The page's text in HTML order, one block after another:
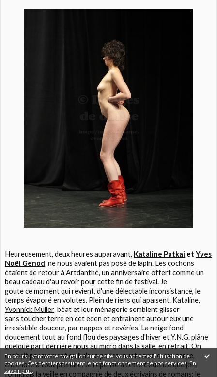
En poursuivant votre navigation sur ce site, vous acceptez l'utilisation de
cookies. Ces derniers assurent le bon fonctionnement de nos services.En
savoir plus
Heureusement, deux heures auparavant, Kataline Patkai etYves
Noël Genod ne nous avaient pas posé de lapin. Les cochons
étaient de retour à Artdanthé, un anniversaire offert comme un
beau cadeau d'au revoir pour cette fin de festival. Je
goute ce moment qui revient, d'une délectable inconsistance, le
temps évaporé en volutes. Plein de riens qui apaisent. Kataline,
Yvonnick Muller béat et leur ménagerie semblent glisser
sans toucher terre en cet eden et entrainent autour eux une
irresistible douceur, par nappes et revêries. La neige fond
doucement tout au fond flou des paysages d'hiver et Y.N.G. plâne
quelque part derrière nous au micro dans la salle, en retrait. On
croirait par moment qu'il n'ose parler, muet comme une carpe,
chuchote à tout prendre. Je repense à cette évidence que je
formulais la veille en compagnie de deux écrivains de romans: le